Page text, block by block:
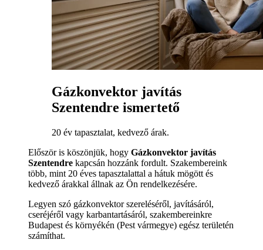
Gázkonvektor javítás
Szentendre ismertető
20 év tapasztalat, kedvező árak.
Először is köszönjük, hogy Gázkonvektor javítás
Szentendre kapcsán hozzánk fordult. Szakembereink
több, mint 20 éves tapasztalattal a hátuk mögött és
kedvező árakkal állnak az Ön rendelkezésére.
Legyen szó gázkonvektor szereléséről, javításáról,
cseréjéről vagy karbantartásáról, szakembereinkre
Budapest és környékén (Pest vármegye) egész területén
számíthat.